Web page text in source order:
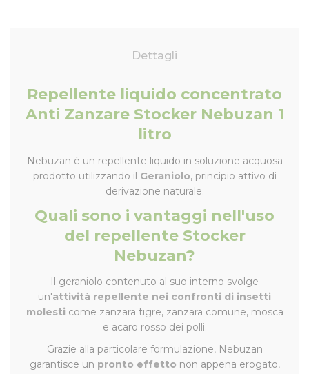
Dettagli
Repellente liquido concentrato
Anti Zanzare Stocker Nebuzan 1
litro
Nebuzan è un repellente liquido in soluzione acquosa
prodotto utilizzando il Geraniolo, principio attivo di
derivazione naturale.
Quali sono i vantaggi nell'uso
del repellente Stocker
Nebuzan?
Il geraniolo contenuto al suo interno svolge
un'attività repellente nei confronti di insetti
molesti come zanzara tigre, zanzara comune, mosca
e acaro rosso dei polli.
Grazie alla particolare formulazione, Nebuzan
garantisce un pronto effetto non appena erogato,